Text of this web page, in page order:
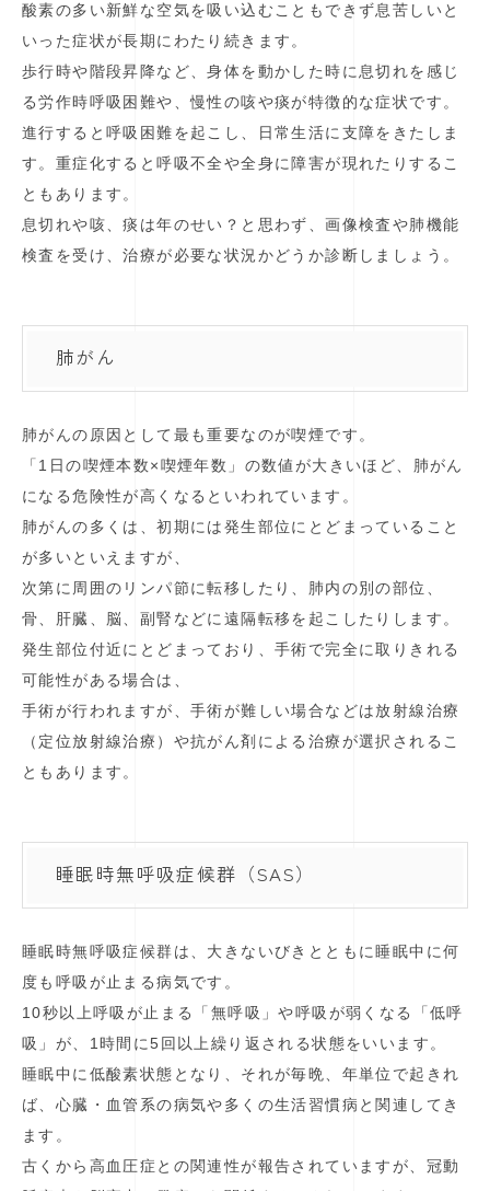
酸素の多い新鮮な空気を吸い込むこともできず息苦しいと
いった症状が長期にわたり続きます。
歩行時や階段昇降など、身体を動かした時に息切れを感じ
る労作時呼吸困難や、慢性の咳や痰が特徴的な症状です。
進行すると呼吸困難を起こし、日常生活に支障をきたしま
す。重症化すると呼吸不全や全身に障害が現れたりするこ
ともあります。
息切れや咳、痰は年のせい？と思わず、画像検査や肺機能
検査を受け、治療が必要な状況かどうか診断しましょう。
肺がん
肺がんの原因として最も重要なのが喫煙です。
「1日の喫煙本数×喫煙年数」の数値が大きいほど、肺がん
になる危険性が高くなるといわれています。
肺がんの多くは、初期には発生部位にとどまっていること
が多いといえますが、
次第に周囲のリンパ節に転移したり、肺内の別の部位、
骨、肝臓、脳、副腎などに遠隔転移を起こしたりします。
発生部位付近にとどまっており、手術で完全に取りきれる
可能性がある場合は、
手術が行われますが、手術が難しい場合などは放射線治療
（定位放射線治療）や抗がん剤による治療が選択されるこ
ともあります。
睡眠時無呼吸症候群（SAS）
睡眠時無呼吸症候群は、大きないびきとともに睡眠中に何
度も呼吸が止まる病気です。
10秒以上呼吸が止まる「無呼吸」や呼吸が弱くなる「低呼
吸」が、1時間に5回以上繰り返される状態をいいます。
睡眠中に低酸素状態となり、それが毎晩、年単位で起きれ
ば、心臓・血管系の病気や多くの生活習慣病と関連してき
ます。
古くから高血圧症との関連性が報告されていますが、冠動